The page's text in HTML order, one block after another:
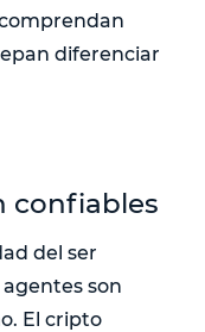
diferenciar
confiables
del ser
son
El cripto